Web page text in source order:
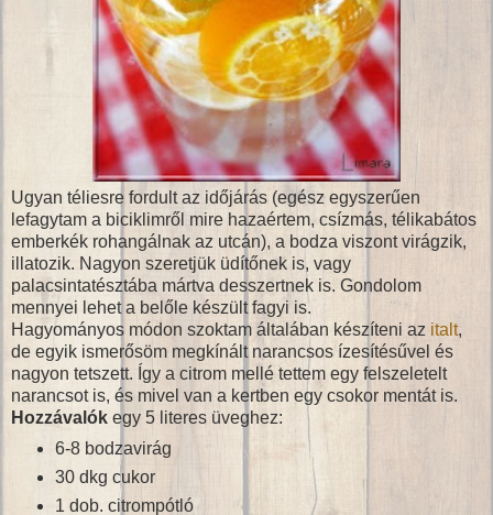
Ugyan téliesre fordult az időjárás (egész egyszerűen
lefagytam a biciklimről mire hazaértem, csízmás, télikabátos
emberkék rohangálnak az utcán), a bodza viszont virágzik,
illatozik. Nagyon szeretjük üdítőnek is, vagy
palacsintatésztába mártva desszertnek is. Gondolom
mennyei lehet a belőle készült fagyi is.
Hagyományos módon szoktam általában készíteni az italt,
de egyik ismerősöm megkínált narancsos ízesítésűvel és
nagyon tetszett. Így a citrom mellé tettem egy felszeletelt
narancsot is, és mivel van a kertben egy csokor mentát is.
Hozzávalók egy 5 literes üveghez:
6-8 bodzavirág
30 dkg cukor
1 dob. citrompótló